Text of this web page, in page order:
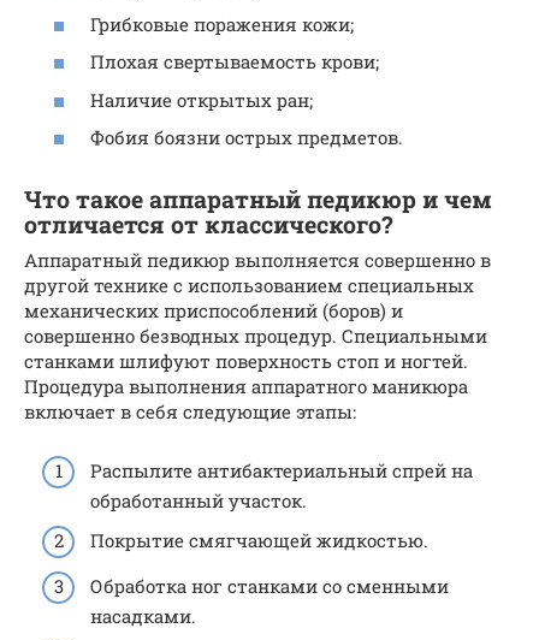
Грибковые поражения кожи;
Плохая свертываемость крови;
Наличие открытых ран;
Фобия боязни острых предметов.
Что такое аппаратный педикюр и чем
отличается от классического?
Аппаратный педикюр выполняется совершенно в
другой технике с использованием специальных
механических приспособлений (боров) и
совершенно безводных процедур. Специальными
станками шлифуют поверхность стоп и ногтей.
Процедура выполнения аппаратного маникюра
включает в себя следующие этапы:
Распылите антибактериальный спрей на
обработанный участок.
Покрытие смягчающей жидкостью.
Обработка ног станками со сменными
насадками.